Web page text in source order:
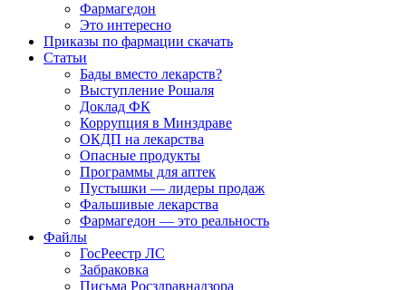
Фармагедон
Это интересно
Приказы по фармации скачать
Статьи
Бады вместо лекарств?
Выступление Рошаля
Доклад ФК
Коррупция в Минздраве
ОКДП на лекарства
Опасные продукты
Программы для аптек
Пустышки — лидеры продаж
Фальшивые лекарства
Фармагедон — это реальность
Файлы
ГосРеестр ЛС
Забраковка
Письма Росздравнадзора